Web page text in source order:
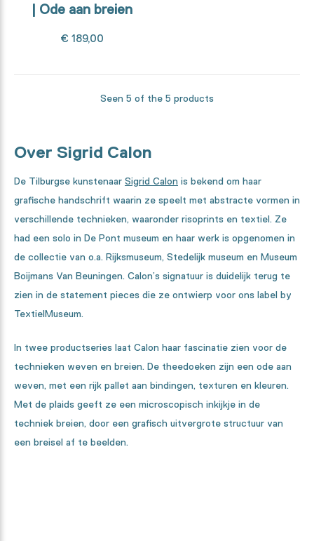
| Ode aan breien
€ 189,00
Seen 5 of the 5 products
Over Sigrid Calon
De Tilburgse kunstenaar Sigrid Calon is bekend om haar
grafische handschrift waarin ze speelt met abstracte vormen in
verschillende technieken, waaronder risoprints en textiel. Ze
had een solo in De Pont museum en haar werk is opgenomen in
de collectie van o.a. Rijksmuseum, Stedelijk museum en Museum
Boijmans Van Beuningen. Calon’s signatuur is duidelijk terug te
zien in de statement pieces die ze ontwierp voor ons label by
TextielMuseum.
In twee productseries laat Calon haar fascinatie zien voor de
technieken weven en breien. De theedoeken zijn een ode aan
weven, met een rijk pallet aan bindingen, texturen en kleuren.
Met de plaids geeft ze een microscopisch inkijkje in de
techniek breien, door een grafisch uitvergrote structuur van
een breisel af te beelden.